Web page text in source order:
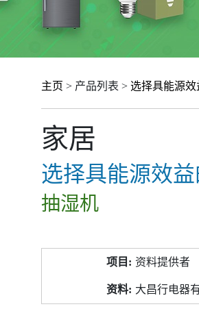
主页 > 产品列表 > 选择具能源效
家居
选择具能源效
抽湿机
料
资料提供者
大昌行电器